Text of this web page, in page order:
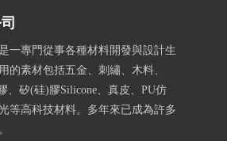
一專門從事各種材料開發與設計生
的素材包括五金、刺繡、木料、
、矽(硅)膠Silicone、真皮、PU仿
等高科技材料。多年來已成為許多